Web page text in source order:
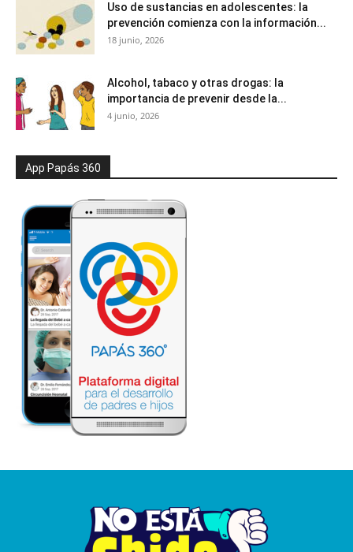
Uso de sustancias en adolescentes: la
prevención comienza con la información...
18 junio, 2026
Alcohol, tabaco y otras drogas: la
importancia de prevenir desde la...
4 junio, 2026
App Papás 360